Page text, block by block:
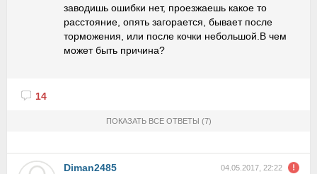
заводишь ошибки нет, проезжаешь какое то
расстояние, опять загорается, бывает после
торможения, или после кочки небольшой.В чем
может быть причина?
14
ПОКАЗАТЬ ВСЕ ОТВЕТЫ (7)
Diman2485 04.05.2017, 22:22